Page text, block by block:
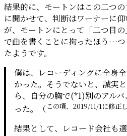
結果的に、モートンはこの二つ
に聞かせて、判断はワーナーに
が、モートンにとって「二つ目
で曲を書くことに拘ったほう…
たようです。
僕は、レコーディングに全身
かった。そうでないと、誠実
ら、自分の胸で(*1)別のアル
った。（この項、2019/11/1に修正
結果として、レコード会社も